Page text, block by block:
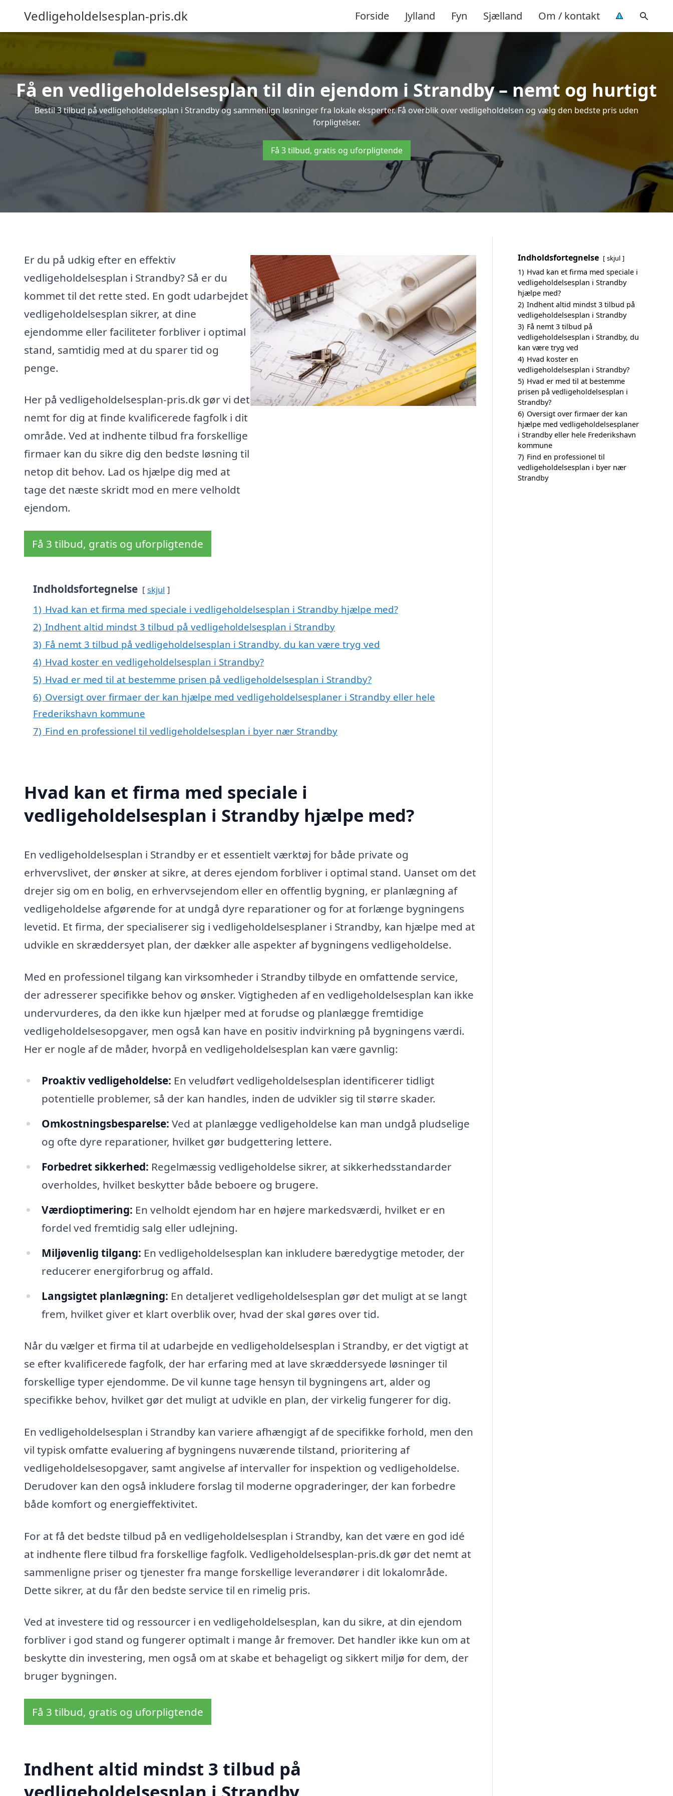
Vedligeholdelsesplan-pris.dk Forside Jylland Fyn Sjælland Om / kontakt
Få en vedligeholdelsesplan til din ejendom i Strandby – nemt og hurtigt
Bestil 3 tilbud på vedligeholdelsesplan i Strandby og sammenlign løsninger fra lokale eksperter. Få overblik over vedligeholdelsen og vælg den bedste pris uden
forpligtelser.
Få 3 tilbud, gratis og uforpligtende
Er du på udkig efter en effektiv
vedligeholdelsesplan i Strandby? Så er du
kommet til det rette sted. En godt udarbejdet
vedligeholdelsesplan sikrer, at dine
ejendomme eller faciliteter forbliver i optimal
stand, samtidig med at du sparer tid og
penge.
Her på vedligeholdelsesplan-pris.dk gør vi det
nemt for dig at finde kvalificerede fagfolk i dit
område. Ved at indhente tilbud fra forskellige
firmaer kan du sikre dig den bedste løsning til
netop dit behov. Lad os hjælpe dig med at
tage det næste skridt mod en mere velholdt
ejendom.
Få 3 tilbud, gratis og uforpligtende
Indholdsfortegnelse skjul
1) Hvad kan et firma med speciale i vedligeholdelsesplan i Strandby hjælpe med?
2) Indhent altid mindst 3 tilbud på vedligeholdelsesplan i Strandby
3) Få nemt 3 tilbud på vedligeholdelsesplan i Strandby, du kan være tryg ved
4) Hvad koster en vedligeholdelsesplan i Strandby?
5) Hvad er med til at bestemme prisen på vedligeholdelsesplan i Strandby?
6) Oversigt over firmaer der kan hjælpe med vedligeholdelsesplaner i Strandby eller hele
Frederikshavn kommune
7) Find en professionel til vedligeholdelsesplan i byer nær Strandby
Hvad kan et firma med speciale i
vedligeholdelsesplan i Strandby hjælpe med?
En vedligeholdelsesplan i Strandby er et essentielt værktøj for både private og
erhvervslivet, der ønsker at sikre, at deres ejendom forbliver i optimal stand. Uanset om det
drejer sig om en bolig, en erhvervsejendom eller en offentlig bygning, er planlægning af
vedligeholdelse afgørende for at undgå dyre reparationer og for at forlænge bygningens
levetid. Et firma, der specialiserer sig i vedligeholdelsesplaner i Strandby, kan hjælpe med at
udvikle en skræddersyet plan, der dækker alle aspekter af bygningens vedligeholdelse.
Med en professionel tilgang kan virksomheder i Strandby tilbyde en omfattende service,
der adresserer specifikke behov og ønsker. Vigtigheden af en vedligeholdelsesplan kan ikke
undervurderes, da den ikke kun hjælper med at forudse og planlægge fremtidige
vedligeholdelsesopgaver, men også kan have en positiv indvirkning på bygningens værdi.
Her er nogle af de måder, hvorpå en vedligeholdelsesplan kan være gavnlig:
Proaktiv vedligeholdelse: En veludført vedligeholdelsesplan identificerer tidligt
potentielle problemer, så der kan handles, inden de udvikler sig til større skader.
Omkostningsbesparelse: Ved at planlægge vedligeholdelse kan man undgå pludselige
og ofte dyre reparationer, hvilket gør budgettering lettere.
Forbedret sikkerhed: Regelmæssig vedligeholdelse sikrer, at sikkerhedsstandarder
overholdes, hvilket beskytter både beboere og brugere.
Værdioptimering: En velholdt ejendom har en højere markedsværdi, hvilket er en
fordel ved fremtidig salg eller udlejning.
Miljøvenlig tilgang: En vedligeholdelsesplan kan inkludere bæredygtige metoder, der
reducerer energiforbrug og affald.
Langsigtet planlægning: En detaljeret vedligeholdelsesplan gør det muligt at se langt
frem, hvilket giver et klart overblik over, hvad der skal gøres over tid.
Når du vælger et firma til at udarbejde en vedligeholdelsesplan i Strandby, er det vigtigt at
se efter kvalificerede fagfolk, der har erfaring med at lave skræddersyede løsninger til
forskellige typer ejendomme. De vil kunne tage hensyn til bygningens art, alder og
specifikke behov, hvilket gør det muligt at udvikle en plan, der virkelig fungerer for dig.
En vedligeholdelsesplan i Strandby kan variere afhængigt af de specifikke forhold, men den
vil typisk omfatte evaluering af bygningens nuværende tilstand, prioritering af
vedligeholdelsesopgaver, samt angivelse af intervaller for inspektion og vedligeholdelse.
Derudover kan den også inkludere forslag til moderne opgraderinger, der kan forbedre
både komfort og energieffektivitet.
For at få det bedste tilbud på en vedligeholdelsesplan i Strandby, kan det være en god idé
at indhente flere tilbud fra forskellige fagfolk. Vedligeholdelsesplan-pris.dk gør det nemt at
sammenligne priser og tjenester fra mange forskellige leverandører i dit lokalområde.
Dette sikrer, at du får den bedste service til en rimelig pris.
Ved at investere tid og ressourcer i en vedligeholdelsesplan, kan du sikre, at din ejendom
forbliver i god stand og fungerer optimalt i mange år fremover. Det handler ikke kun om at
beskytte din investering, men også om at skabe et behageligt og sikkert miljø for dem, der
bruger bygningen.
Få 3 tilbud, gratis og uforpligtende
Indhent altid mindst 3 tilbud på
Indholdsfortegnelse skjul
1) Hvad kan et firma med speciale i
vedligeholdelsesplan i Strandby
hjælpe med?
2) Indhent altid mindst 3 tilbud på
vedligeholdelsesplan i Strandby
3) Få nemt 3 tilbud på
vedligeholdelsesplan i Strandby, du
kan være tryg ved
4) Hvad koster en
vedligeholdelsesplan i Strandby?
5) Hvad er med til at bestemme
prisen på vedligeholdelsesplan i
Strandby?
6) Oversigt over firmaer der kan
hjælpe med vedligeholdelsesplaner
i Strandby eller hele Frederikshavn
kommune
7) Find en professionel til
vedligeholdelsesplan i byer nær
Strandby